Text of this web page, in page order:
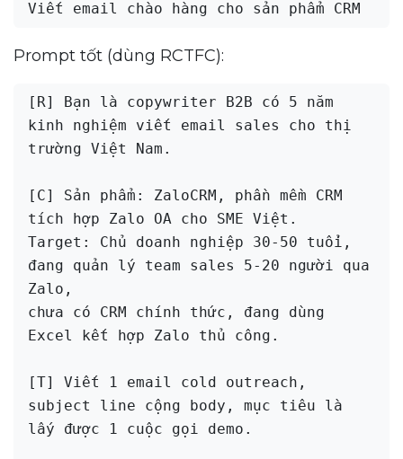
Prompt tốt (dùng RCTFC):
[R] Bạn là copywriter B2B có 5 năm
kinh nghiệm viết email sales cho thị
trường Việt Nam.
[C] Sản phẩm: ZaloCRM, phần mềm CRM
tích hợp Zalo OA cho SME Việt.
Target: Chủ doanh nghiệp 30-50 tuổi,
đang quản lý team sales 5-20 người qua
Zalo,
chưa có CRM chính thức, đang dùng
Excel kết hợp Zalo thủ công.
[T] Viết 1 email cold outreach,
subject line cộng body, mục tiêu là
lấy được 1 cuộc gọi demo.